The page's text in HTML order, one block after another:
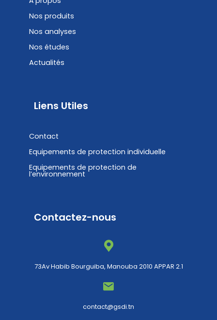
Nos produits
Nos analyses
Nos études
Actualités
Liens Utiles
Contact
Equipements de protection individuelle
Equipements de protection de
l’environnement
Contactez-nous
73Av Habib Bourguiba, Manouba 2010 APPAR 2.1
contact@gsdi.tn